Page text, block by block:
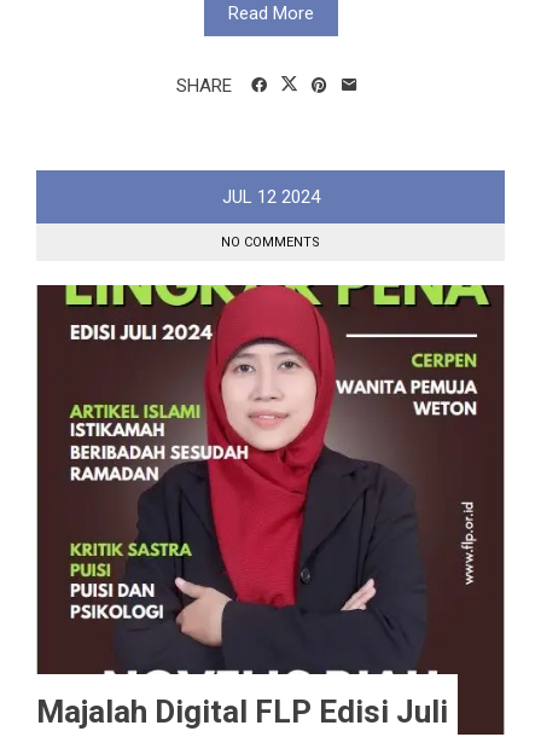
Read More
SHARE
JUL 12 2024
NO COMMENTS
Majalah Digital FLP Edisi Juli